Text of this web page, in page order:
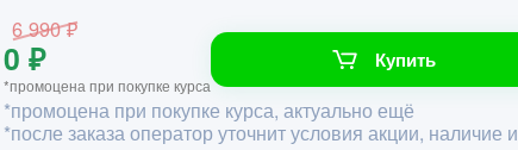
6 990 ₽
0 ₽
*промоцена при покупке курса
Купить
*промоцена при покупке курса, актуально ещё
*после заказа оператор уточнит условия акции, наличие и